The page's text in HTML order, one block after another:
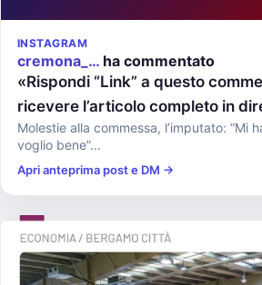
INSTAGRAM
cremona_… ha commentato
«Rispondi “Link” a questo
ricevere l’articolo completo in
Molestie alla commessa, l’imputato: “Mi
voglio bene”...
Apri anteprima post e DM →